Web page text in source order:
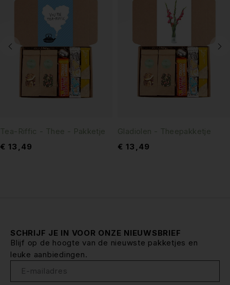
Tea-Riffic - Thee - Pakketje
€ 13,49
Gladiolen - Theepakketje
€ 13,49
SCHRIJF JE IN VOOR ONZE NIEUWSBRIEF
Blijf op de hoogte van de nieuwste pakketjes en
leuke aanbiedingen.